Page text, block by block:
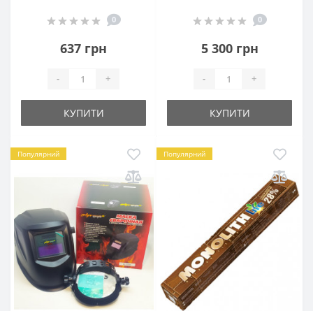
0
637 грн
- +
КУПИТИ
0
5 300 грн
- +
КУПИТИ
Популярний Популярний